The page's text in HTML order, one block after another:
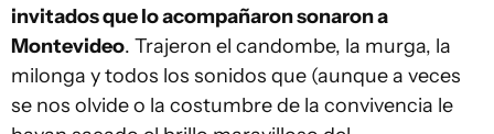
invitados que lo acompañaron sonaron a
Montevideo. Trajeron el candombe, la murga, la
milonga y todos los sonidos que (aunque a veces
se nos olvide o la costumbre de la convivencia le